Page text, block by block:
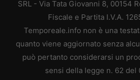
SRL - Via Tata Giovanni 8, 00154
Fiscale e Partita I.V.A.
Temporeale.info non è una
quanto viene aggiornato senza
può pertanto considerarsi un
sensi della legge n. 62 del